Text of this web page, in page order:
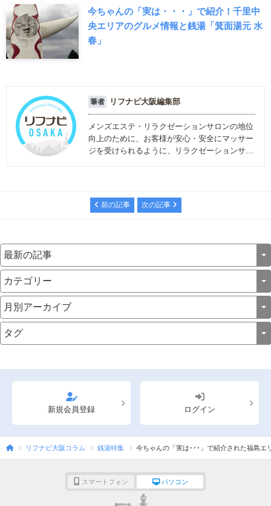
今ちゃんの「実は・・・」で紹介！千里中
央エリアのグルメ情報と銭湯「箕面湯元 水
春」
筆者 リフナビ大阪編集部
メンズエステ・リラクゼーションサロンの地位
向上のために、お客様が安心・安全にマッサー
ジを受けられるように、リラクゼーションサロ
前の記事 次の記事
新規会員登録 ログイン
リフナビ大阪コラム 銭湯特集 今ちゃんの「実は･･･」で紹介された福島エ
スマートフォン パソコン